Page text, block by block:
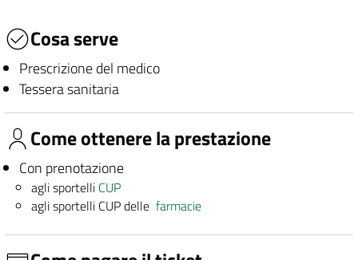
Cosa serve
Prescrizione del medico
Tessera sanitaria
Come ottenere la prestazione
Con prenotazione
agli sportelli CUP
agli sportelli CUP dellefarmacie